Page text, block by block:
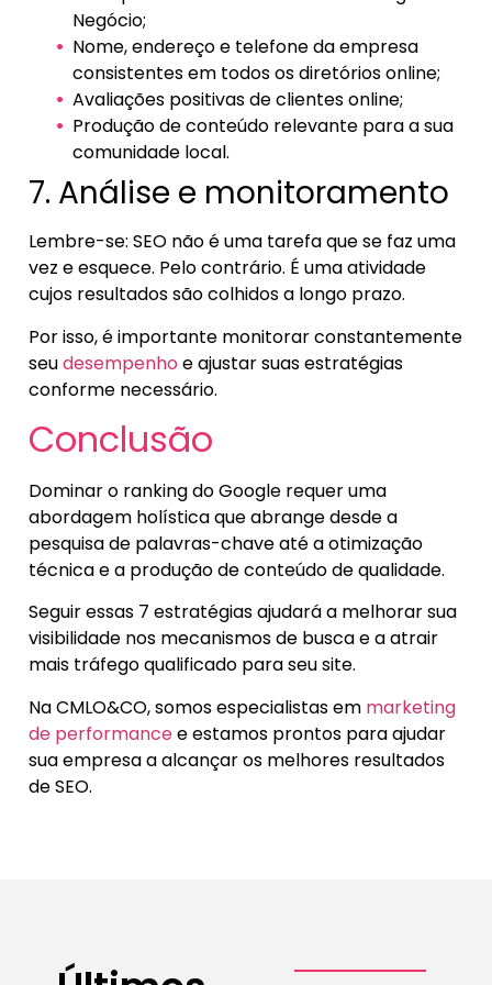
Negócio;
Nome, endereço e telefone da empresa
consistentes em todos os diretórios online;
Avaliações positivas de clientes online;
Produção de conteúdo relevante para a sua
comunidade local.
7. Análise e monitoramento
Lembre-se: SEO não é uma tarefa que se faz uma
vez e esquece. Pelo contrário. É uma atividade
cujos resultados são colhidos a longo prazo.
Por isso, é importante monitorar constantemente
seudesempenho e ajustar suas estratégias
conforme necessário.
Conclusão
Dominar o ranking do Google requer uma
abordagem holística que abrange desde a
pesquisa de palavras-chave até a otimização
técnica e a produção de conteúdo de qualidade.
Seguir essas 7 estratégias ajudará a melhorar sua
visibilidade nos mecanismos de busca e a atrair
mais tráfego qualificado para seu site.
Na CMLO&CO, somos especialistas em marketing
de performancee estamos prontos para ajudar
sua empresa a alcançar os melhores resultados
de SEO.